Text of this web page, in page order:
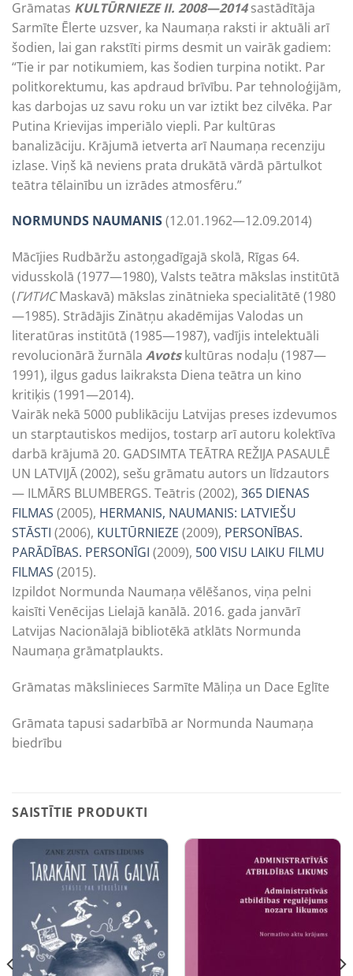
Grāmatas KULTŪRNIEZE II. 2008—2014sastādītāja
Sarmīte Ēlerte uzsver, ka Naumaņa raksti ir aktuāli arī
šodien, lai gan rakstīti pirms desmit un vairāk gadiem:
“Tie ir par notikumiem, kas šodien turpina notikt. Par
politkorektumu, kas apdraud brīvību. Par tehnoloģijām,
kas darbojas uz savu roku un var iztikt bez cilvēka. Par
Putina Krievijas imperiālo viepli. Par kultūras
banalizāciju. Krājumā ietverta arī Naumaņa recenziju
izlase. Viņš kā neviens prata drukātā vārdā pārtulkot
teātra tēlainību un izrādes atmosfēru.”
NORMUNDS NAUMANIS(12.01.1962—12.09.2014)
Mācījies Rudbāržu astoņgadīgajā skolā, Rīgas 64.
vidusskolā (1977—1980), Valsts teātra mākslas institūtā
(ГИТИСMaskavā) mākslas zinātnieka specialitātē (1980
—1985). Strādājis Zinātņu akadēmijas Valodas un
literatūras institūtā (1985—1987), vadījis intelektuāli
revolucionārā žurnāla Avotskultūras nodaļu (1987—
1991), ilgus gadus laikraksta Diena teātra un kino
kritiķis (1991—2014).
Vairāk nekā 5000 publikāciju Latvijas preses izdevumos
un starptautiskos medijos, tostarp arī autoru kolektīva
darbā krājumā 20. GADSIMTA TEĀTRA REŽIJA PASAULĒ
UN LATVIJĀ (2002), sešu grāmatu autors un līdzautors
— ILMĀRS BLUMBERGS. Teātris (2002), 365 DIENAS
FILMAS (2005), HERMANIS, NAUMANIS: LATVIEŠU
STĀSTI (2006), KULTŪRNIEZE (2009), PERSONĪBAS.
PARĀDĪBAS. PERSONĪGI (2009), 500 VISU LAIKU FILMU
FILMAS (2015).
Izpildot Normunda Naumaņa vēlēšanos, viņa pelni
kaisīti Venēcijas Lielajā kanālā. 2016. gada janvārī
Latvijas Nacionālajā bibliotēkā atklāts Normunda
Naumaņa grāmatplaukts.
Grāmatas mākslinieces Sarmīte Māliņa un Dace Eglīte
Grāmata tapusi sadarbībā ar Normunda Naumaņa
biedrību
SAISTĪTIE PRODUKTI